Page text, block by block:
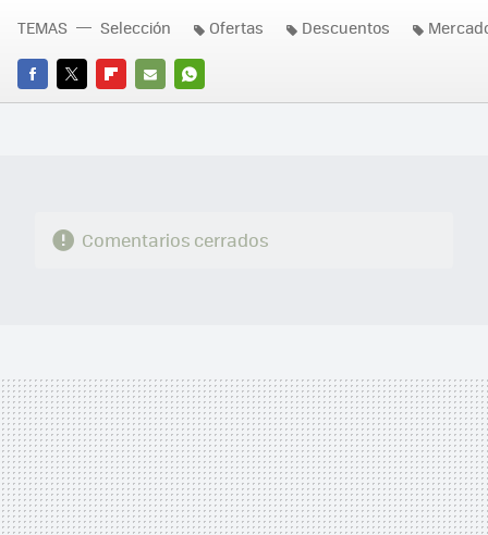
FACEBOOK
TWITTERFLIPBOARD
E-
WHATSAPP
TEMAS Selección Ofertas Descuentos
Comentarios cerrados